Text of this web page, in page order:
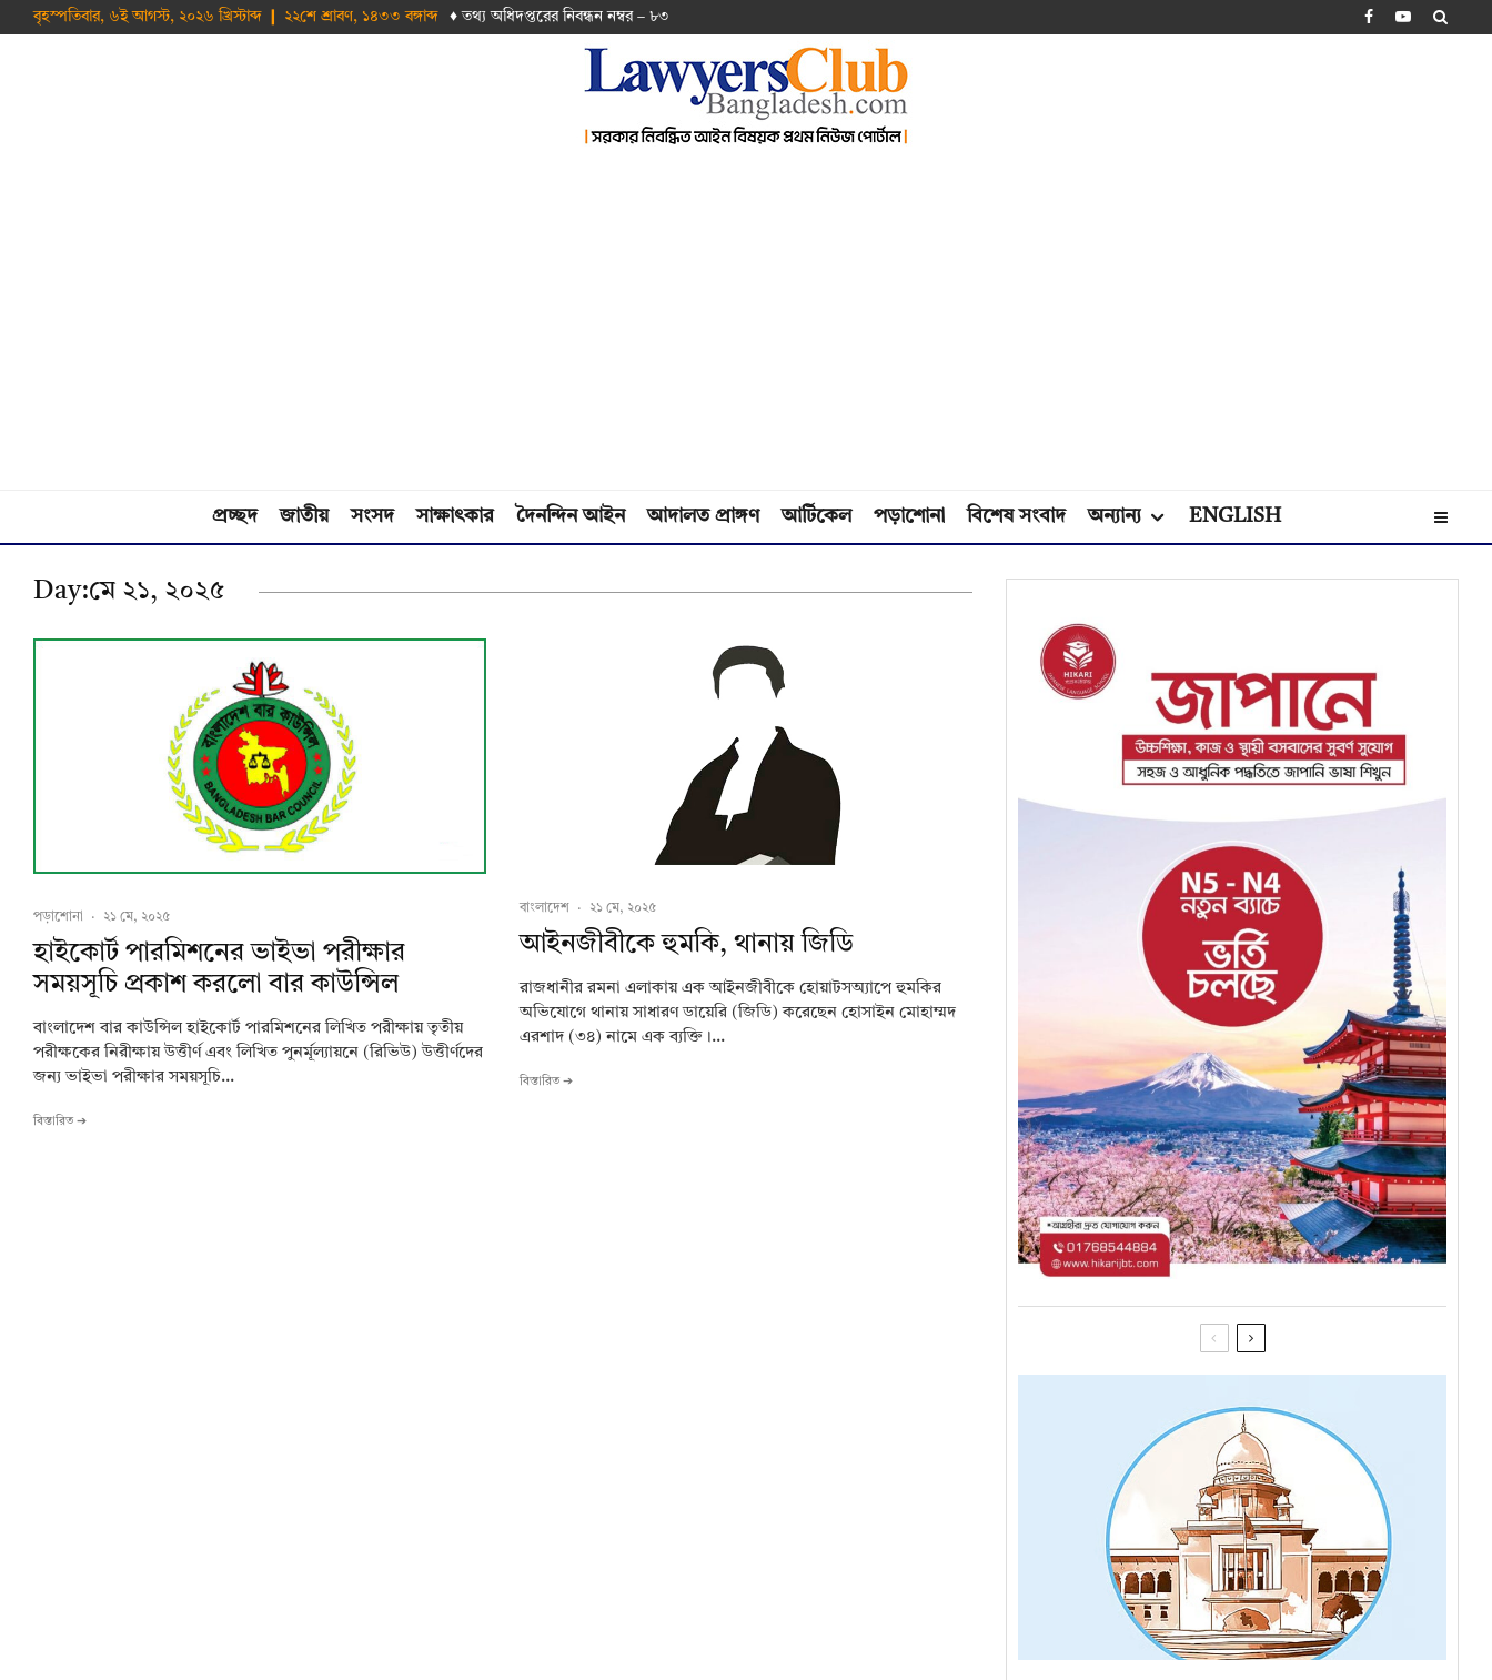
বৃহস্পতিবার, ৬ই আগস্ট, ২০২৬ খ্রিস্টাব্দ ❙ ২২শে শ্রাবণ, ১৪৩৩ বঙ্গাব্দ ♦ তথ‌্য অ‌ধিদপ্ত‌রের নিবন্ধন নম্বর – ৮৩
প্রচ্ছদ জাতীয় সংসদ সাক্ষাৎকার দৈনন্দিন আইন আদালত প্রাঙ্গণ আর্টিকেল পড়াশোনা বিশেষ সংবাদ অন্যান্য ENGLISH
Day:মে ২১, ২০২৫
পড়াশোনা · ২১ মে, ২০২৫
হাইকোর্ট পারমিশনের ভাইভা পরীক্ষার
সময়সূচি প্রকাশ করলো বার কাউন্সিল
বাংলাদেশ বার কাউন্সিল হাইকোর্ট পারমিশনের লিখিত পরীক্ষায় তৃতীয়
পরীক্ষকের নিরীক্ষায় উত্তীর্ণ এবং লিখিত পুনর্মূল্যায়নে (রিভিউ) উত্তীর্ণদের
জন্য ভাইভা পরীক্ষার সময়সূচি...
বিস্তারিত ➔
বাংলাদেশ · ২১ মে, ২০২৫
আইনজীবীকে হুমকি, থানায় জিডি
রাজধানীর রমনা এলাকায় এক আইনজীবীকে হোয়াটসঅ্যাপে হুমকির
অভিযোগে থানায় সাধারণ ডায়েরি (জিডি) করেছেন হোসাইন মোহাম্মদ
এরশাদ (৩৪) নামে এক ব্যক্তি।...
বিস্তারিত ➔